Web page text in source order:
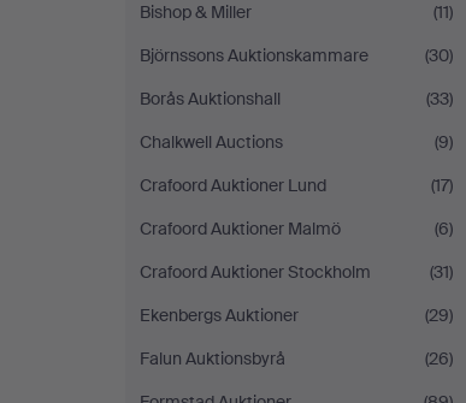
Bishop & Miller
(11)
Björnssons Auktionskammare
(30)
Borås Auktionshall
(33)
Chalkwell Auctions
(9)
Crafoord Auktioner Lund
(17)
Crafoord Auktioner Malmö
(6)
Crafoord Auktioner Stockholm
(31)
Ekenbergs Auktioner
(29)
Falun Auktionsbyrå
(26)